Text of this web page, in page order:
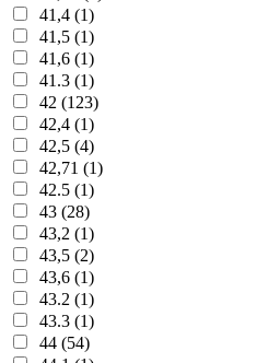
41,4 (1)
41,5 (1)
41,6 (1)
41.3 (1)
42 (123)
42,4 (1)
42,5 (4)
42,71 (1)
42.5 (1)
43 (28)
43,2 (1)
43,5 (2)
43,6 (1)
43.2 (1)
43.3 (1)
44 (54)